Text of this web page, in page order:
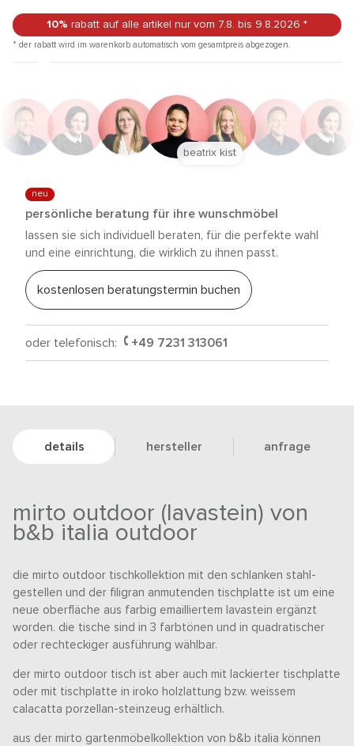
10% rabatt auf alle artikel nur vom 7.8. bis 9.8.2026 *
* der rabatt wird im warenkorb automatisch vom gesamtpreis abgezogen.
neu
persönliche beratung für ihre wunschmöbel
lassen sie sich individuell beraten, für die perfekte wahl
und eine einrichtung, die wirklich zu ihnen passt.
kostenlosen beratungstermin buchen
oder telefonisch: +49 7231 313061
beatrix kist
details hersteller anfrage
mirto outdoor (lavastein) von
b&b italia outdoor
die mirto outdoor tischkollektion mit den schlanken stahl-
gestellen und der filigran anmutenden tischplatte ist um eine
neue oberfläche aus farbig emailliertem lavastein ergänzt
worden. die tische sind in 3 farbtönen und in quadratischer
oder rechteckiger ausführung wählbar.
der mirto outdoor tisch ist aber auch mit lackierter tischplatte
oder mit tischplatte in iroko holzlattung bzw. weissem
calacatta porzellan-steinzeug erhältlich.
aus der mirto gartenmöbelkollektion von b&b italia können